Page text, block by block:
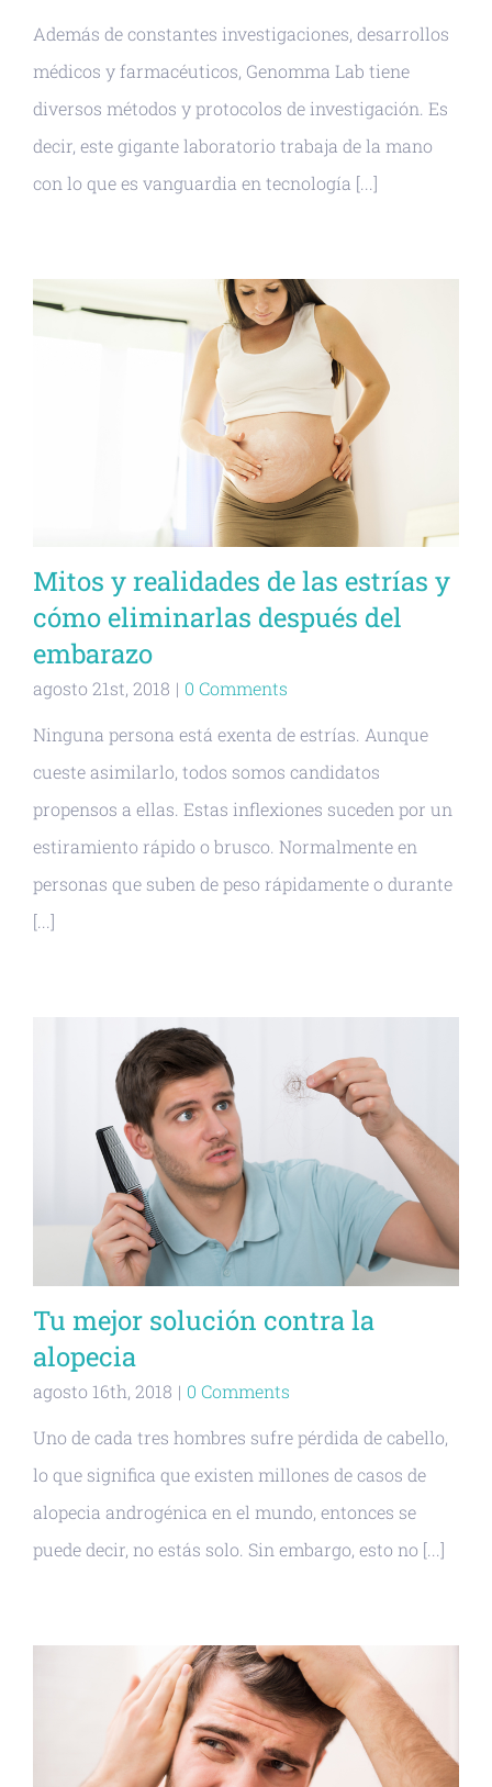
Además de constantes investigaciones, desarrollos
médicos y farmacéuticos, Genomma Lab tiene
diversos métodos y protocolos de investigación. Es
decir, este gigante laboratorio trabaja de la mano
con lo que es vanguardia en tecnología [...]
Mitos y realidades de las estrías y
cómo eliminarlas después del
embarazo
agosto 21st, 2018 | 0 Comments
Ninguna persona está exenta de estrías. Aunque
cueste asimilarlo, todos somos candidatos
propensos a ellas. Estas inflexiones suceden por un
estiramiento rápido o brusco. Normalmente en
personas que suben de peso rápidamente o durante
[...]
Tu mejor solución contra la
alopecia
agosto 16th, 2018 | 0 Comments
Uno de cada tres hombres sufre pérdida de cabello,
lo que significa que existen millones de casos de
alopecia androgénica en el mundo, entonces se
puede decir, no estás solo. Sin embargo, esto no [...]